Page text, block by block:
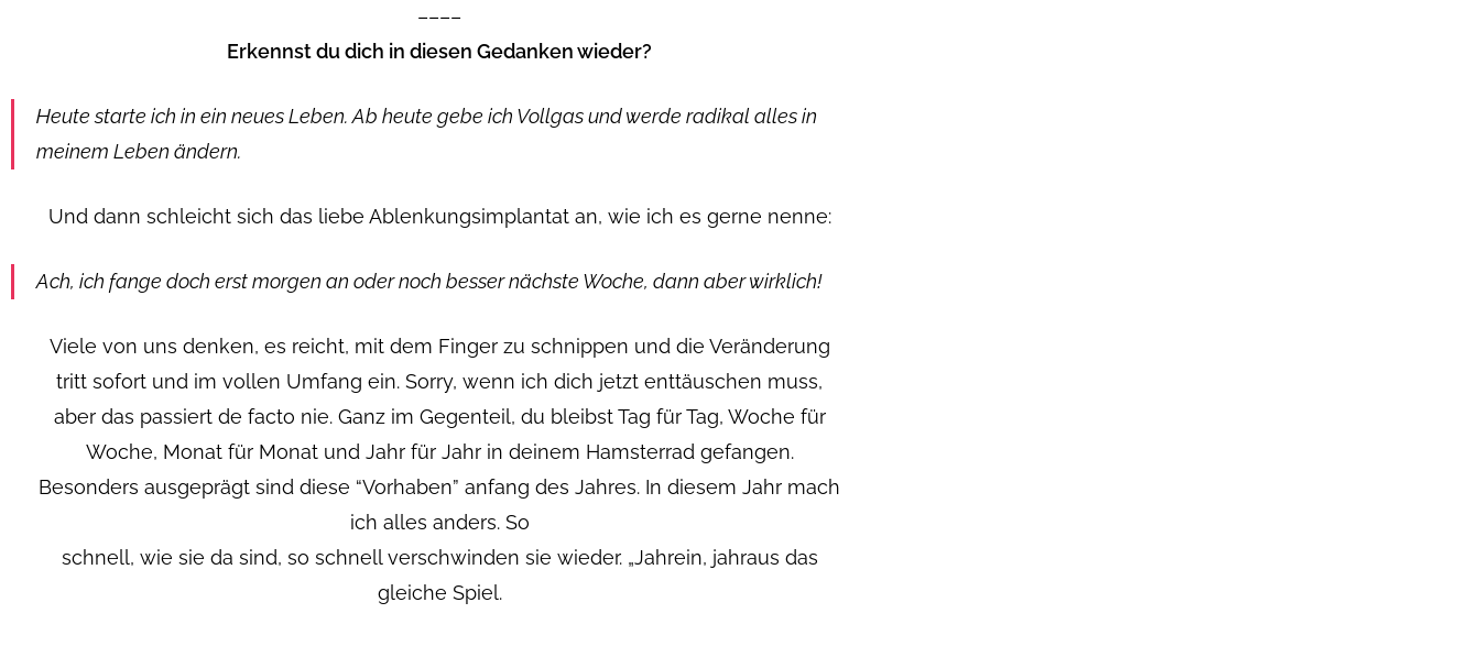
––––
Erkennst du dich in diesen Gedanken wieder?
Heute starte ich in ein neues Leben. Ab heute gebe ich Vollgas und werde radikal alles in
meinem Leben ändern.
Und dann schleicht sich das liebe Ablenkungsimplantat an, wie ich es gerne nenne:
Ach, ich fange doch erst morgen an oder noch besser nächste Woche, dann aber wirklich!
Viele von uns denken, es reicht, mit dem Finger zu schnippen und die Veränderung
tritt sofort und im vollen Umfang ein. Sorry, wenn ich dich jetzt enttäuschen muss,
aber das passiert de facto nie. Ganz im Gegenteil, du bleibst Tag für Tag, Woche für
Woche, Monat für Monat und Jahr für Jahr in deinem Hamsterrad gefangen.
Besonders ausgeprägt sind diese “Vorhaben” anfang des Jahres. In diesem Jahr mach
ich alles anders. So
schnell, wie sie da sind, so schnell verschwinden sie wieder. „Jahrein, jahraus das
gleiche Spiel.